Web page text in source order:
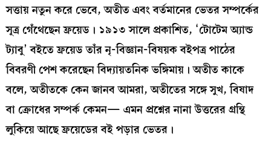
সত্তায় নতুন করে ভেবে, অতীত এবং বর্তমানের ভেতর সম্পর্কের
সূত্র গেঁথেছেন ফ্রয়েড। ১৯১৩ সালে প্রকাশিত, ‘টোটেম অ্যান্ড
ট্যাবু’ বইতে ফ্রয়েড তাঁর নৃ-বিজ্ঞান-বিষয়ক বইপত্র পাঠের
বিবরণী পেশ করেছেন বিদ্যায়তনিক ভঙ্গিমায়। অতীত কাকে
বলে, অতীতকে কেন জানব আমরা, অতীতের সঙ্গে সুখ, বিষাদ
বা ক্রোধের সম্পর্ক কেমন— এমন প্রশ্নের নানা উত্তরের গ্রন্থি
লুকিয়ে আছে ফ্রয়েডের বই পড়ার ভেতর।